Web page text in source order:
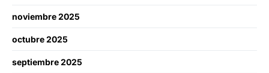
noviembre 2025
octubre 2025
septiembre 2025